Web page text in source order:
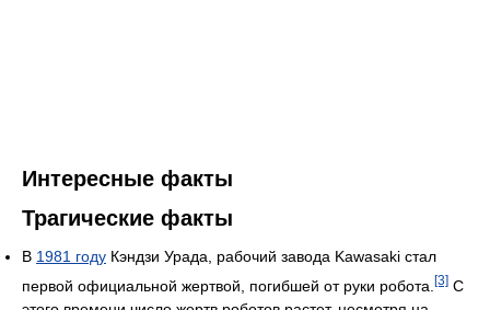
Интересные факты
Трагические факты
В 1981 году Кэндзи Урада, рабочий завода Kawasaki стал
первой официальной жертвой, погибшей от руки робота. [3] С